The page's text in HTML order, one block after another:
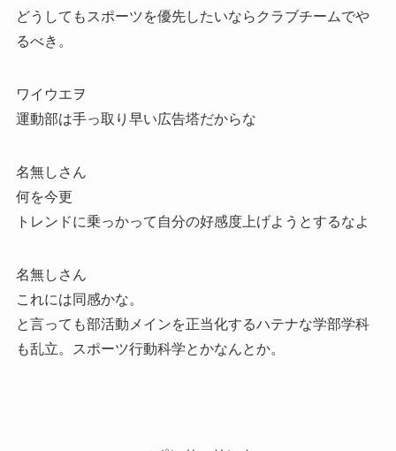
どうしてもスポーツを優先したいならクラブチームでや
るべき。
ワイウエヲ
運動部は手っ取り早い広告塔だからな
名無しさん
何を今更
トレンドに乗っかって自分の好感度上げようとするなよ
名無しさん
これには同感かな。
と言っても部活動メインを正当化するハテナな学部学科
も乱立。スポーツ行動科学とかなんとか。